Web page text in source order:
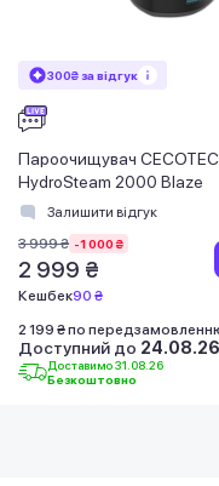
300₴ за відгук
Пароочищувач CECOTEC
HydroSteam 2000 Blaze
Залишити відгук
3 999 ₴ -1 000 ₴
2 999 ₴
Кешбек90 ₴
2 199 ₴ по
Доступний до 24.08.26
Доставимо 31.08.26
Безкоштовно